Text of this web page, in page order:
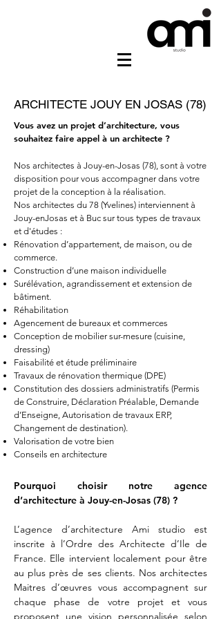
ARCHITECTE JOUY EN JOSAS (78)
Vous avez un projet d’architecture, vous
souhaitez faire appel à un architecte ?
Nos architectes à Jouy-en-Josas (78), sont à votre
disposition pour vous accompagner dans votre
projet de la conception à la réalisation.
Nos architectes du 78 (Yvelines) interviennent à
Jouy-enJosas et à Buc sur tous types de travaux
et d'études :
Rénovation d’appartement, de maison, ou de
commerce.
Construction d’une maison individuelle
Surélévation, agrandissement et extension de
bâtiment.
Réhabilitation
Agencement de bureaux et commerces
Conception de mobilier sur-mesure (cuisine,
dressing)
Faisabilité et étude préliminaire
Travaux de rénovation thermique (DPE)
Constitution des dossiers administratifs (Permis
de Construire, Déclaration Préalable, Demande
d’Enseigne, Autorisation de travaux ERP,
Changement de destination).
Valorisation de votre bien
Conseils en architecture
Pourquoi choisir notre agence
d’architecture à Jouy-en-Josas (78) ?
L’agence d’architecture Ami studio est
inscrite à l’Ordre des Architecte d’Ile de
France. Elle intervient localement pour être
au plus près de ses clients. Nos architectes
Maitres d’œuvres vous accompagnent sur
chaque phase de votre projet et vous
proposent une vision personnalisée selon